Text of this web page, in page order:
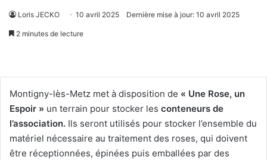
Loris JECKO 10 avril 2025 Dernière mise à jour: 10 avril 2025
2 minutes de lecture
Montigny-lès-Metz met à disposition de « Une Rose, un
Espoir » un terrain pour stocker les conteneurs de
l’association. Ils seront utilisés pour stocker l’ensemble du
matériel nécessaire au traitement des roses, qui doivent
être réceptionnées, épinées puis emballées par des